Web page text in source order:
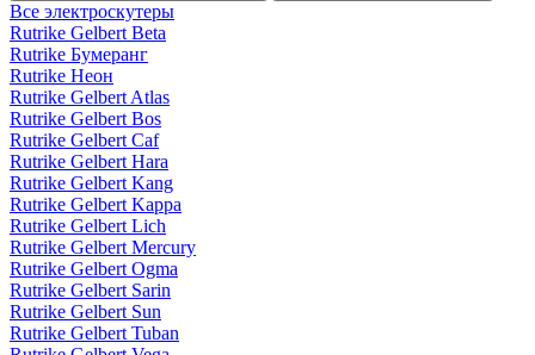
Все электро­скутеры
Rutrike Gelbert Beta
Rutrike Бумеранг
Rutrike Неон
Rutrike Gelbert Atlas
Rutrike Gelbert Bos
Rutrike Gelbert Caf
Rutrike Gelbert Hara
Rutrike Gelbert Kang
Rutrike Gelbert Kappa
Rutrike Gelbert Lich
Rutrike Gelbert Mercury
Rutrike Gelbert Ogma
Rutrike Gelbert Sarin
Rutrike Gelbert Sun
Rutrike Gelbert Tuban